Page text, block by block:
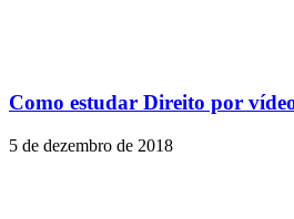
Como estudar Direito por
5 de dezembro de 2018